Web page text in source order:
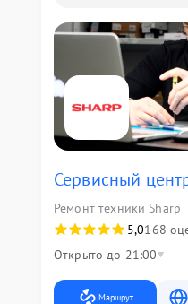
Сервисный
Ремонт техники Sharp
5,0168
Открыто до 21:00
Маршрут